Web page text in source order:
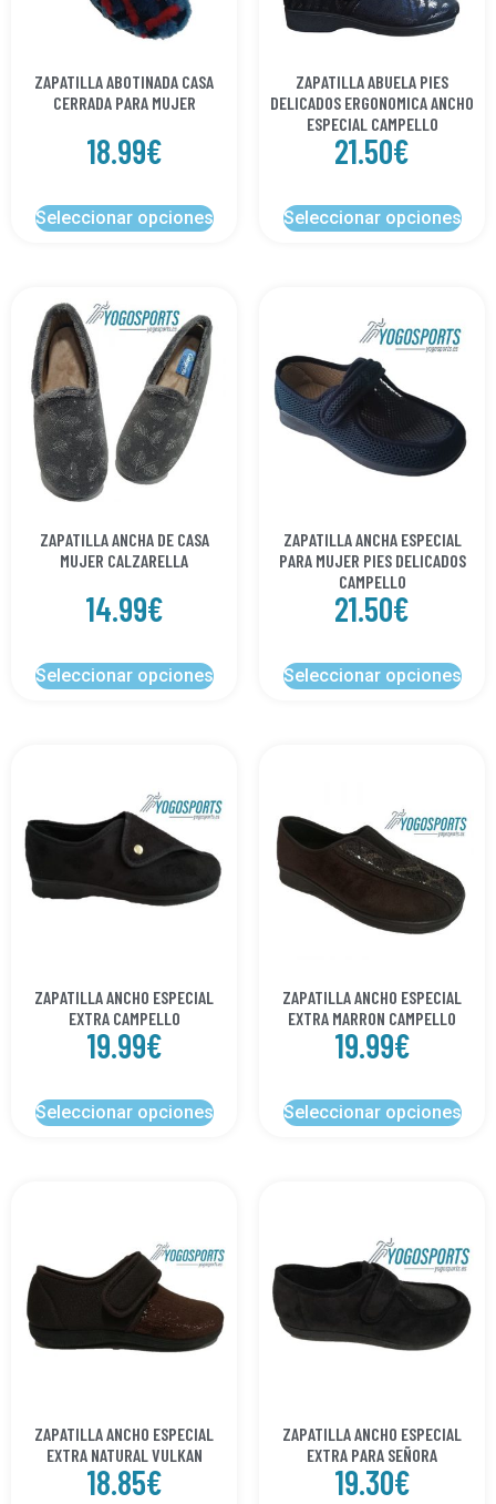
ZAPATILLA ABOTINADA CASA
CERRADA PARA MUJER
18.99€
Seleccionar opciones
ZAPATILLA ABUELA PIES
DELICADOS ERGONOMICA ANCHO
ESPECIAL CAMPELLO
21.50€
Seleccionar opciones
ZAPATILLA ANCHA DE CASA
MUJER CALZARELLA
14.99€
Seleccionar opciones
ZAPATILLA ANCHA ESPECIAL
PARA MUJER PIES DELICADOS
CAMPELLO
21.50€
Seleccionar opciones
ZAPATILLA ANCHO ESPECIAL
EXTRA CAMPELLO
19.99€
Seleccionar opciones
ZAPATILLA ANCHO ESPECIAL
EXTRA MARRON CAMPELLO
19.99€
Seleccionar opciones
ZAPATILLA ANCHO ESPECIAL
EXTRA NATURAL VULKAN
18.85€
ZAPATILLA ANCHO ESPECIAL
EXTRA PARA SEÑORA
19.30€